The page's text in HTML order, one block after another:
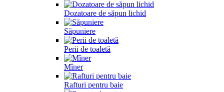
Dozatoare de săpun lichid
Săpuniere
Perii de toaletă
Mîner
Rafturi pentru baie